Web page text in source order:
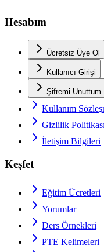
Hesabım
Ücretsiz Üye Ol
Kullanıcı Girişi
Şifremi Unuttum
Kullanım
Gizlilik Politikası
İletişim Bilgileri
Keşfet
Eğitim Ücretleri
Yorumlar
Ders Örnekleri
PTE Kelimeleri